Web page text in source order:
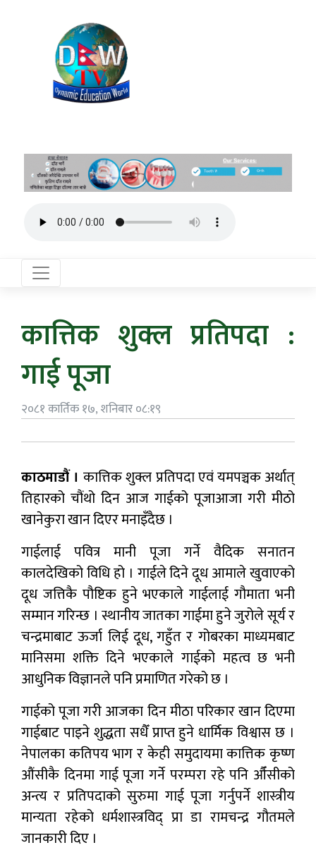
कात्तिक शुक्ल प्रतिपदा :
गाई पूजा
२०८१ कार्तिक १७, शनिबार ०८:१९
काठमाडौं ।कात्तिक शुक्ल प्रतिपदा एवं यमपञ्चक अर्थात्
तिहारको चौंथो दिन आज गाईको पूजाआजा गरी मीठो
खानेकुरा खान दिएर मनाइँदैछ ।
गाईलाई पवित्र मानी पूजा गर्ने वैदिक सनातन
कालदेखिको विधि हो । गाईले दिने दूध आमाले खुवाएको
दूध जत्तिकै पौष्टिक हुने भएकाले गाईलाई गौमाता भनी
सम्मान गरिन्छ । स्थानीय जातका गाईमा हुने जुरोले सूर्य र
चन्द्रमाबाट ऊर्जा लिई दूध, गहुँत र गोबरका माध्यमबाट
मानिसमा शक्ति दिने भएकाले गाईको महत्व छ भनी
आधुनिक विज्ञानले पनि प्रमाणित गरेको छ ।
गाईको पूजा गरी आजका दिन मीठा परिकार खान दिएमा
गाईबाट पाइने शुद्धता सधैँ प्राप्त हुने धार्मिक विश्वास छ ।
नेपालका कतिपय भाग र केही समुदायमा कात्तिक कृष्ण
औंसीकै दिनमा गाई पूजा गर्ने परम्परा रहे पनि औँसीको
अन्त्य र प्रतिपदाको सुरुमा गाई पूजा गर्नुपर्ने शास्त्रीय
मान्यता रहेको धर्मशास्त्रविद् प्रा डा रामचन्द्र गौतमले
जानकारी दिए ।